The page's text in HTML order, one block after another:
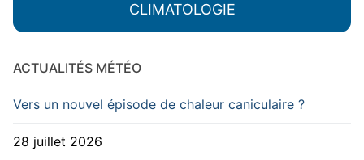
CLIMATOLOGIE
ACTUALITÉS MÉTÉO
Vers un nouvel épisode de chaleur caniculaire ?
28 juillet 2026